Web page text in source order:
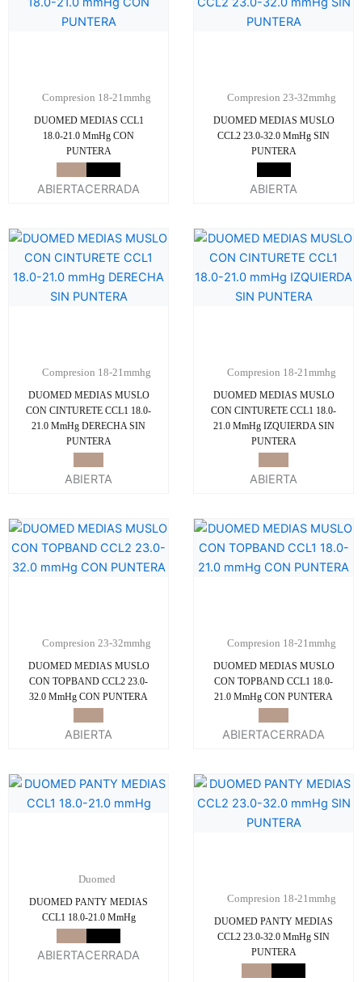
Compresion 18-21mmhg
DUOMED MEDIAS CCL1
18.0-21.0 MmHg CON
PUNTERA
ABIERTACERRADA
Compresion 23-32mmhg
DUOMED MEDIAS MUSLO
CCL2 23.0-32.0 MmHg SIN
PUNTERA
ABIERTA
Compresion 18-21mmhg
DUOMED MEDIAS MUSLO
CON CINTURETE CCL1 18.0-
21.0 MmHg DERECHA SIN
PUNTERA
ABIERTA
Compresion 18-21mmhg
DUOMED MEDIAS MUSLO
CON CINTURETE CCL1 18.0-
21.0 MmHg IZQUIERDA SIN
PUNTERA
ABIERTA
Compresion 23-32mmhg
DUOMED MEDIAS MUSLO
CON TOPBAND CCL2 23.0-
32.0 MmHg CON PUNTERA
ABIERTA
Compresion 18-21mmhg
DUOMED MEDIAS MUSLO
CON TOPBAND CCL1 18.0-
21.0 MmHg CON PUNTERA
ABIERTACERRADA
Duomed
DUOMED PANTY MEDIAS
CCL1 18.0-21.0 MmHg
ABIERTACERRADA
Compresion 18-21mmhg
DUOMED PANTY MEDIAS
CCL2 23.0-32.0 MmHg SIN
PUNTERA